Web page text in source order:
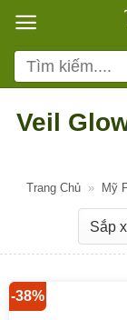
qua
nội
dung
Tìm
kiếm:
Veil
Trang Chủ » Mỹ
-38%